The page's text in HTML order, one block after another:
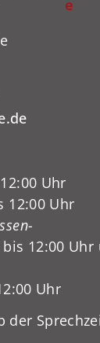
e
Uhr
12:00 Uhr
12:00 Uhr
Uhr
der